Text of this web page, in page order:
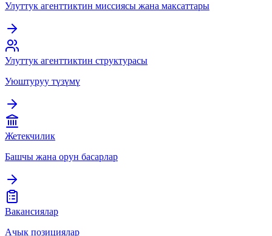
Улуттук агенттиктин миссиясы жана максаттары
Улуттук агенттиктин структурасы
Уюштуруу түзүмү
Жетекчилик
Башчы жана орун басарлар
Вакансиялар
Ачык позициялар